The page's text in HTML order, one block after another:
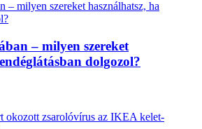
– milyen szereket
dolgozol?